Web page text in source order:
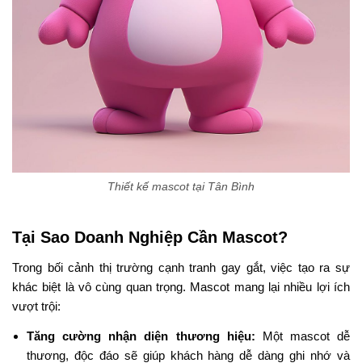
Thiết kế mascot tại Tân Bình
Tại Sao Doanh Nghiệp Cần Mascot?
Trong bối cảnh thị trường cạnh tranh gay gắt, việc tạo ra sự
khác biệt là vô cùng quan trọng. Mascot mang lại nhiều lợi ích
vượt trội:
Tăng cường nhận diện thương hiệu: Một mascot dễ
thương, độc đáo sẽ giúp khách hàng dễ dàng ghi nhớ và